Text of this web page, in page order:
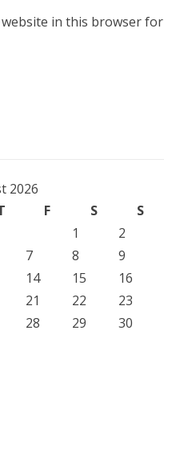
website in this browser for
2026
F S
S
1
2
7 8
9
14 15
16
21 22
23
28 29
30